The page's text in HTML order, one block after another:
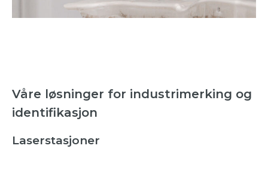
Våre løsninger for industrimerking og
identifikasjon
Laserstasjoner